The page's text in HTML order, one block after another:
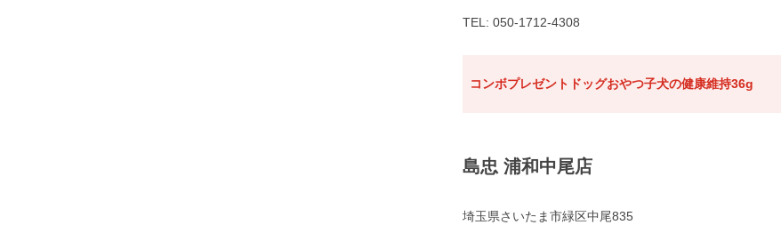
TEL: 050-1712-4308
コンボプレゼントドッグおやつ子犬の健康維持36g
島忠 浦和中尾店
埼玉県さいたま市緑区中尾835